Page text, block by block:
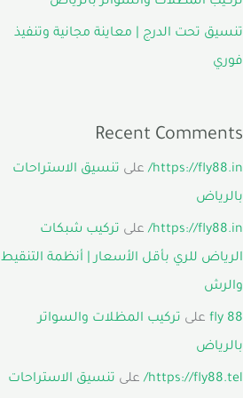
تنسيق تحت الدرج | معاينة مجانية وتنفيذ
فوري
Recent Comments
https://fly88.in/ على تنسيق الاستراحات
بالرياض
https://fly88.in/ على تركيب شبكات
الرياض للري بأقل الأسعار | أنظمة التنقيط
والرش
fly 88 على تركيب المظلات والسواتر
بالرياض
https://fly88.tel/ على تنسيق الاستراحات